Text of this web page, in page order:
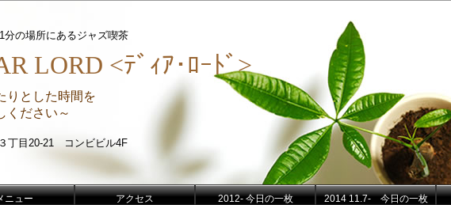
の場所にあるジャズ喫茶
LORD <ﾃﾞｨｱ･ﾛｰﾄﾞ>
とした時間を
い～
丁目20-21 コンビビル4F
ニュー アクセス 2012- 今日の一枚 2014 11.7- 今日の一枚